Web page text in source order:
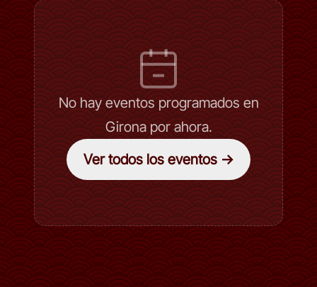
No hay eventos programados en
Girona por ahora.
Ver todos los eventos →